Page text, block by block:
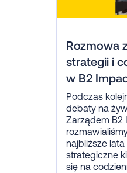
Rozmowa
strategii i
w B2
Podczas
debaty na
Zarządem B2
najbliższe
strategiczne
się na